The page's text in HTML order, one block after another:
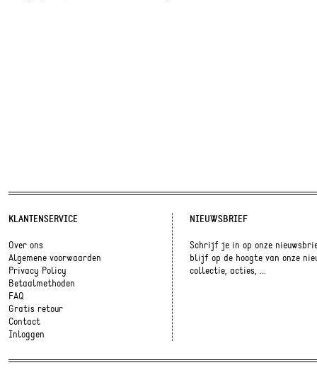
KLANTENSERVICE
Over ons
Algemene voorwaarden
Privacy Policy
Betaalmethoden
FAQ
Gratis retour
Contact
Inloggen
NIEUWSBRIEF
Schrijf je in op onze
blijf op de hoogte van onze
collectie, acties, ...